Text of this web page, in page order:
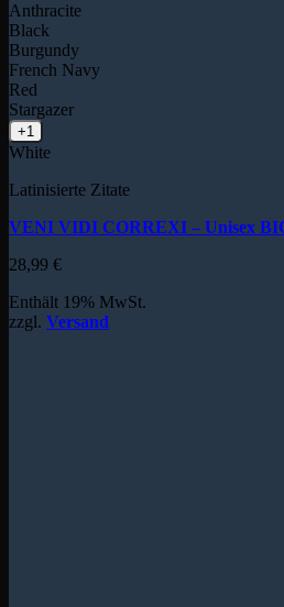
Anthracite
Black
Burgundy
French Navy
Red
Stargazer
+1
White
Latinisierte Zitate
VENI VIDI CORREXI – Unisex
28,99 €
Enthält 19% MwSt.
zzgl. Versand